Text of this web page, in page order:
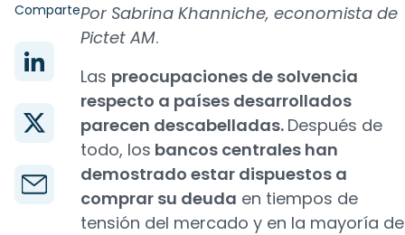
CompartePor Sabrina Khanniche, economista de
Pictet AM.
Las preocupaciones de solvencia
respecto a países desarrollados
parecen descabelladas. Después de
todo, los bancos centrales han
demostrado estar dispuestos a
comprar su deuda en tiempos de
tensión del mercado y en la mayoría de